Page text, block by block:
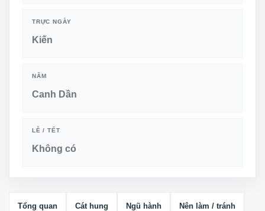
TRỰC NGÀY
Kiến
NĂM
Canh Dần
LỄ / TẾT
Không có
Tổng quan Cát hung Ngũ hành Nên làm / tránh